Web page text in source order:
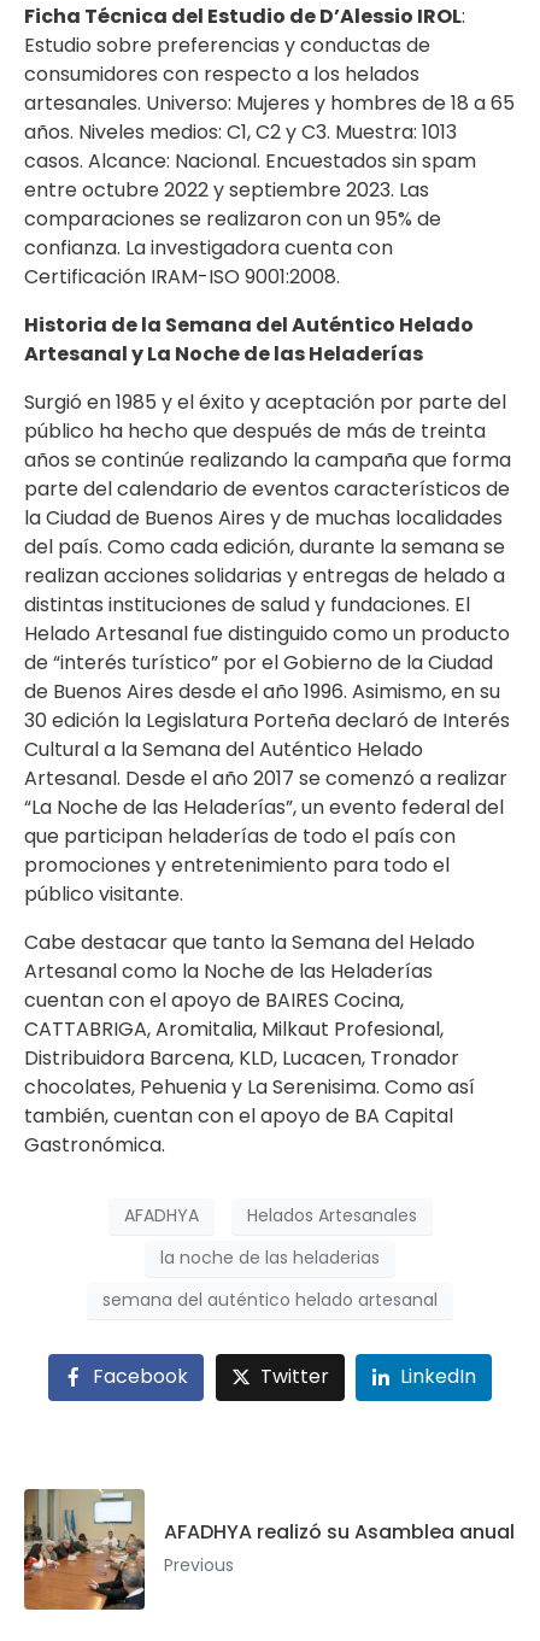
Ficha Técnica del Estudio de D’Alessio IROL:
Estudio sobre preferencias y conductas de
consumidores con respecto a los helados
artesanales. Universo: Mujeres y hombres de 18 a 65
años. Niveles medios: C1, C2 y C3. Muestra: 1013
casos. Alcance: Nacional. Encuestados sin spam
entre octubre 2022 y septiembre 2023. Las
comparaciones se realizaron con un 95% de
confianza. La investigadora cuenta con
Certificación IRAM-ISO 9001:2008.
Historia de la Semana del Auténtico Helado
Artesanal y La Noche de las Heladerías
Surgió en 1985 y el éxito y aceptación por parte del
público ha hecho que después de más de treinta
años se continúe realizando la campaña que forma
parte del calendario de eventos característicos de
la Ciudad de Buenos Aires y de muchas localidades
del país. Como cada edición, durante la semana se
realizan acciones solidarias y entregas de helado a
distintas instituciones de salud y fundaciones. El
Helado Artesanal fue distinguido como un producto
de “interés turístico” por el Gobierno de la Ciudad
de Buenos Aires desde el año 1996. Asimismo, en su
30 edición la Legislatura Porteña declaró de Interés
Cultural a la Semana del Auténtico Helado
Artesanal. Desde el año 2017 se comenzó a realizar
“La Noche de las Heladerías”, un evento federal del
que participan heladerías de todo el país con
promociones y entretenimiento para todo el
público visitante.
Cabe destacar que tanto la Semana del Helado
Artesanal como la Noche de las Heladerías
cuentan con el apoyo de BAIRES Cocina,
CATTABRIGA, Aromitalia, Milkaut Profesional,
Distribuidora Barcena, KLD, Lucacen, Tronador
chocolates, Pehuenia y La Serenisima. Como así
también, cuentan con el apoyo de BA Capital
Gastronómica.
AFADHYA
Helados Artesanales
la noche de las heladerias
semana del auténtico helado artesanal
Facebook Twitter LinkedIn
AFADHYA realizó su Asamblea anual
Previous